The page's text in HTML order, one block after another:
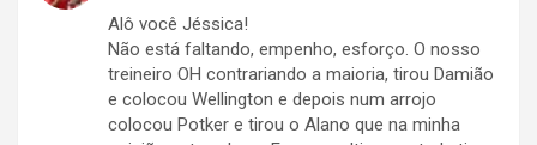
Alô você Jéssica!
Não está faltando, empenho, esforço. O nosso
treineiro OH contrariando a maioria, tirou Damião
e colocou Wellington e depois num arrojo
colocou Potker e tirou o Alano que na minha